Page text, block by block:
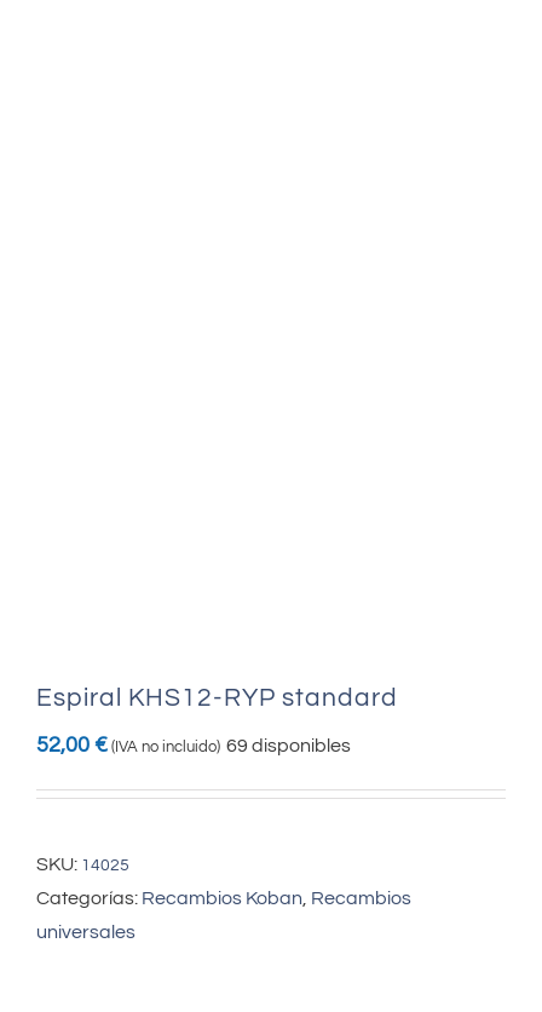
Espiral KHS12-RYP standard
52,00 € (IVA no incluido) 69 disponibles
SKU: 14025
Categorías: Recambios Koban Recambios
universales